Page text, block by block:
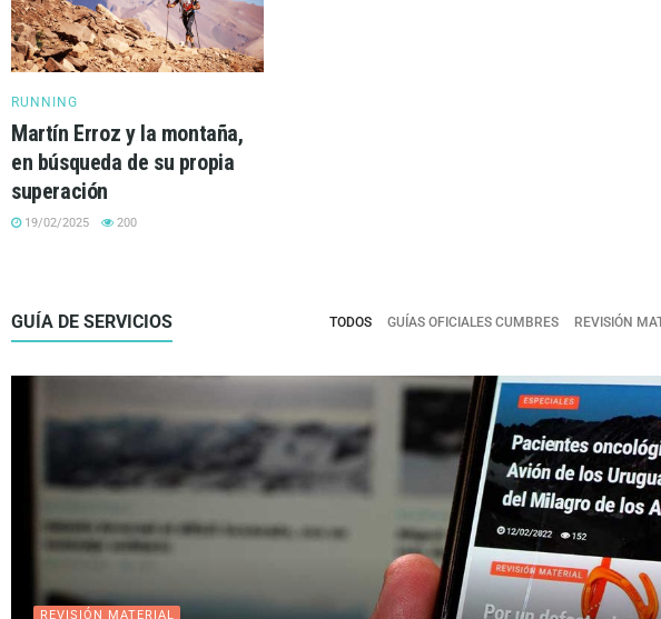
RUNNING
Martín Erroz y la montaña,
en búsqueda de su propia
superación
19/02/2025 200
GUÍA DE SERVICIOS TODOS GUÍAS OFICIALES CUMBRES REVISIÓN
REVISIÓN MATERIAL